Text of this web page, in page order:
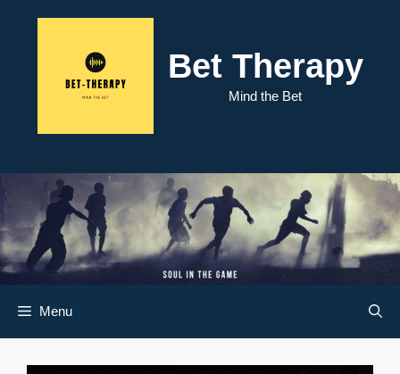
Bet Therapy
Mind the Bet
Menu